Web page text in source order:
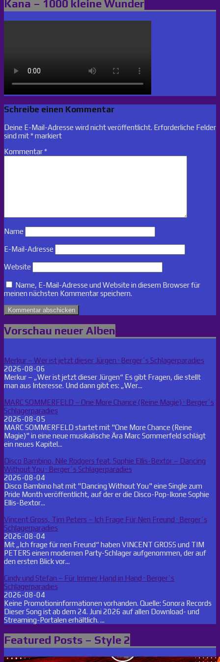
Kana – 1000 kleine Wunder
Schreibe einen Kommentar
Deine E-Mail-Adresse wird nicht veröffentlicht. Erforderliche Felder
sind mit*markiert
Kommentar*
Name
E-Mail-Adresse
Website
Name, E-Mail-Adresse und Website in diesem Browser für
meinen nächsten Kommentar speichern.
Vorschau neuer Alben
Merkur – Wer ist jetzt dieser Jürgen · Berger´s Schlagerparadies
2026-08-06
Merkur – „Wer ist jetzt dieser Jürgen“ Es gibt Fragen, die stellt
man aus Interesse. Und dann gibt es: „Wer...
MARC SOMMERFELD – One More Chance (Reine Magie) · Berger´s
Schlagerparadies
2026-08-05
MARC SOMMERFELD startet mit "One More Chance (Reine
Magie)" in eine neue musikalische Ära Marc Sommerfeld schlägt
ein neues Kapitel...
Disco Bambino, Nile Rodgers feat. Sophie Ellis-Bextor – Dancing
Without You · Berger´s Schlagerparadies
2026-08-04
Disco Bambino hat mit "Dancing Without You" eine Single zum
Pride Month veröffentlicht, auf der er die Disco-Pop-Ikone Sophie
Ellis-Bextor...
Vincent Gross, Tim Peters – Ich Frage Für Nen Freund · Berger´s
Schlagerparadies
2026-08-04
Mit „Ich frage für nen Freund“ haben VINCENT GROSS und TIM
PETERS einen modernen Party-Schlager aufgenommen, der auf
den ersten Blick vor...
Cindy und Stefan – Für Immer Hand in Hand · Berger´s
Schlagerparadies
2026-08-04
Keine Promotioninformationen vorhanden. Quelle: Sonora Records
Dieser Song ist ab dem 24. Juni 2026 auf allen Download- und
Streaming-Portalen erhältlich. ...
Featured Posts – Style 2